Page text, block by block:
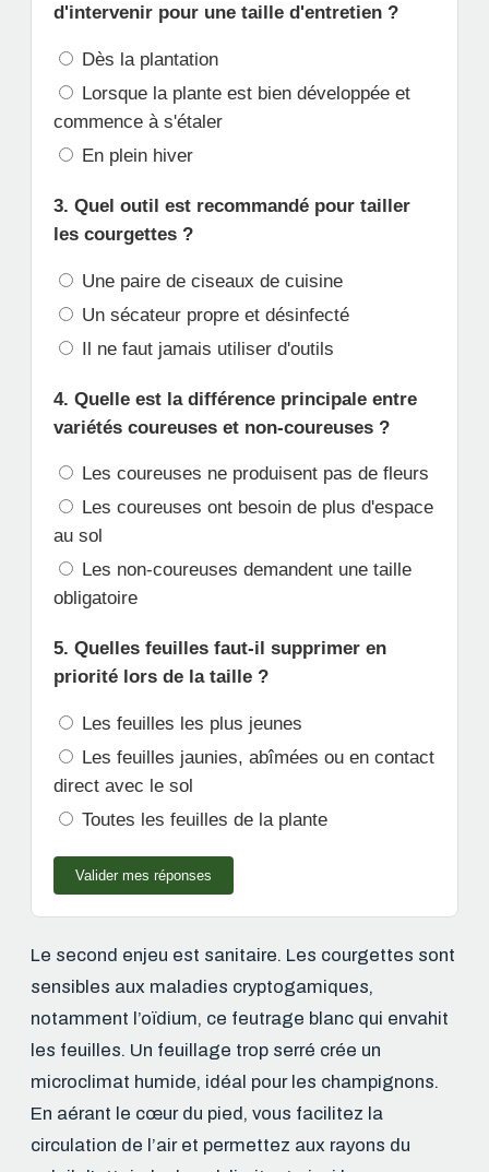
d'intervenir pour une taille d'entretien ?
Dès la plantation
Lorsque la plante est bien développée et
commence à s'étaler
En plein hiver
3. Quel outil est recommandé pour tailler
les courgettes ?
Une paire de ciseaux de cuisine
Un sécateur propre et désinfecté
Il ne faut jamais utiliser d'outils
4. Quelle est la différence principale entre
variétés coureuses et non-coureuses ?
Les coureuses ne produisent pas de fleurs
Les coureuses ont besoin de plus d'espace
au sol
Les non-coureuses demandent une taille
obligatoire
5. Quelles feuilles faut-il supprimer en
priorité lors de la taille ?
Les feuilles les plus jeunes
Les feuilles jaunies, abîmées ou en contact
direct avec le sol
Toutes les feuilles de la plante
Valider mes réponses
Le second enjeu est sanitaire. Les courgettes sont
sensibles aux maladies cryptogamiques,
notamment l’oïdium, ce feutrage blanc qui envahit
les feuilles. Un feuillage trop serré crée un
microclimat humide, idéal pour les champignons.
En aérant le cœur du pied, vous facilitez la
circulation de l’air et permettez aux rayons du